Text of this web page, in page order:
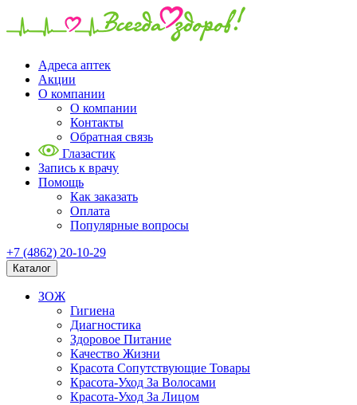
Адреса аптек
Акции
О компании
О компании
Контакты
Обратная связь
Глазастик
Запись к врачу
Помощь
Как заказать
Оплата
Популярные вопросы
+7 (4862) 20-10-29
Каталог
ЗОЖ
Гигиена
Диагностика
Здоровое Питание
Качество Жизни
Красота Сопутствующие Товары
Красота-Уход За Волосами
Красота-Уход За Лицом